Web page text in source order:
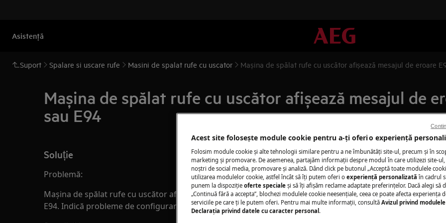
Asistenţă
Suport Spalare si uscare rufe Masini de spalat rufe cu uscator Mașina de spălat rufe cu uscător afișează mesajul de eroare
Mașina de spălat rufe cu uscător afișează mesajul de
sau E94
Soluție
Problemă:
Mașina de spălat rufe cu uscător afișează mesajul de eroare E90, E91, E92, E93 sau
E94. Indică probleme de configurare/comunicare cu piesele electronice.
Solicită
Ai o problemă cu
nu o poţi rezolva
ul aeg și solicită
Acest site folosește module cookie pentru a-ţi oferi o experienţă
Folosim module cookie și alte tehnologii similare pentru a ne îmbunătăţi site-ul, precum și în
marketing și promovare. De asemenea, partajăm informaţii despre modul în care utilizezi site-
noștri de social media, promovare și analiză. Dând click pe butonul „Acceptă toate modulele
utilizarea modulelor cookie, astfel încât să îţi putem oferi o experienţă personalizată în cadrul
punem la dispoziţie oferte speciale și să îţi afișăm reclame adaptate preferinţelor. Dacă alegi să
„Continuă fără a accepta”, blochezi modulele cookie neesenţiale, ceea ce poate afecta experienţa
serviciile pe care ţi le putem oferi. Pentru mai multe informaţii, consultă Avizul privind
Declaraţia privind datele cu caracter personal .